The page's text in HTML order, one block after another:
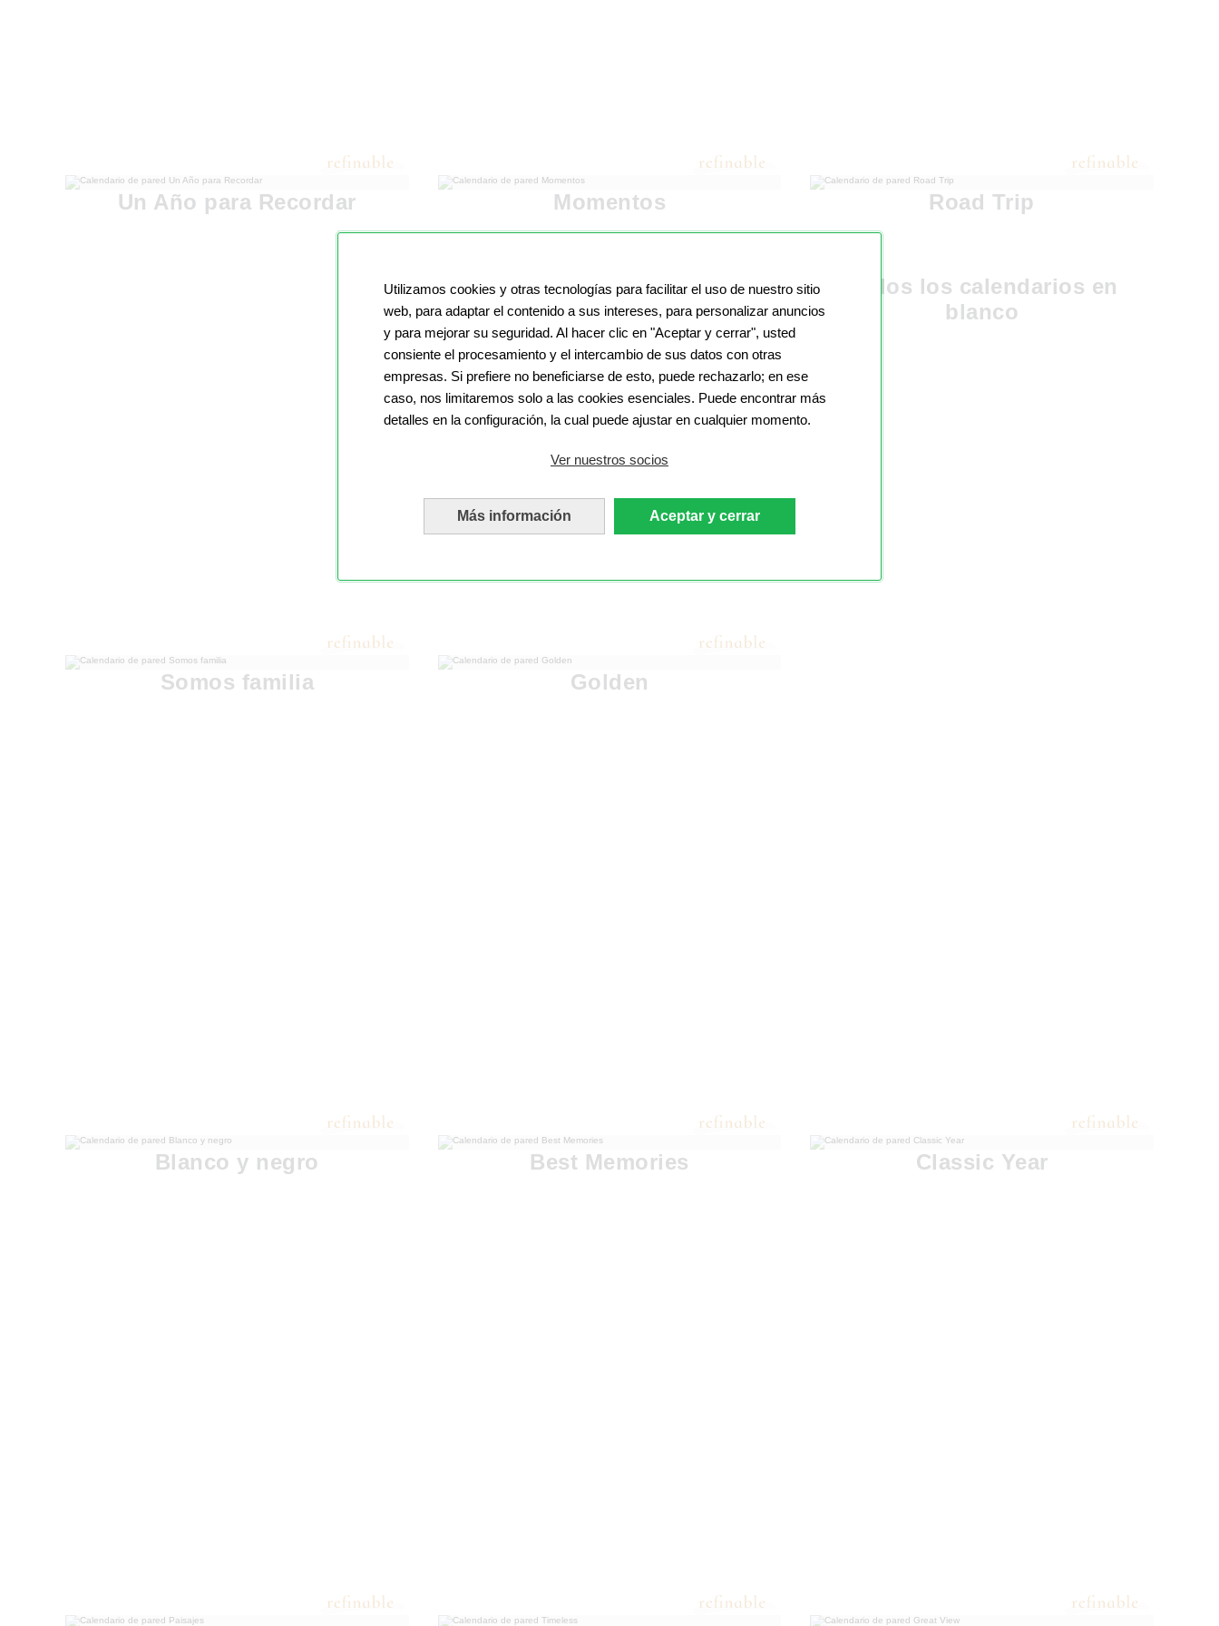
Utilizamos cookies y otras tecnologías para facilitar el uso de nuestro sitio
web, para adaptar el contenido a sus intereses, para personalizar anuncios
y para mejorar su seguridad. Al hacer clic en "Aceptar y cerrar", usted
consiente el procesamiento y el intercambio de sus datos con otras
empresas. Si prefiere no beneficiarse de esto, puede rechazarlo; en ese
caso, nos limitaremos solo a las cookies esenciales. Puede encontrar más
detalles en la configuración, la cual puede ajustar en cualquier momento.
Ver nuestros socios
Más información Aceptar y cerrar
Un Año para Recordar Momentos Road Trip
Somos familia Golden
Blanco y negro Best Memories Classic Year
Todos los calendarios en
blanco